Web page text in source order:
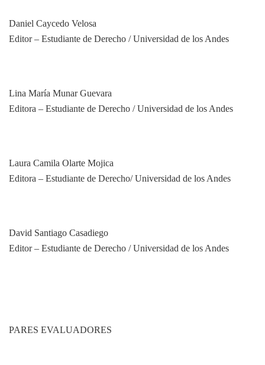
Daniel Caycedo Velosa
Editor – Estudiante de Derecho / Universidad de los Andes
Lina María Munar Guevara
Editora – Estudiante de Derecho / Universidad de los Andes
Laura Camila Olarte Mojica
Editora – Estudiante de Derecho/ Universidad de los Andes
David Santiago Casadiego
Editor – Estudiante de Derecho / Universidad de los Andes
PARES EVALUADORES